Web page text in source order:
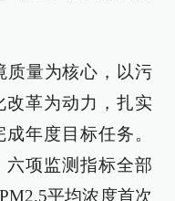
质量为核心，以污
改革为动力，扎实
年度目标任务。
六项监测指标全部
平均浓度首次